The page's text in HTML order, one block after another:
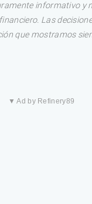
informativo y
Las
que mostramos
▼ Ad by Refinery89